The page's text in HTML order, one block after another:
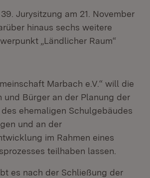
Jurysitzung am 21. November
hinaus sechs weitere
„Ländlicher Raum“
Marbach e.V.“ will die
und Bürger an der Planung der
ehemaligen Schulgebäudes
und an der
im Rahmen eines
teilhaben lassen.
es nach der Schließung der